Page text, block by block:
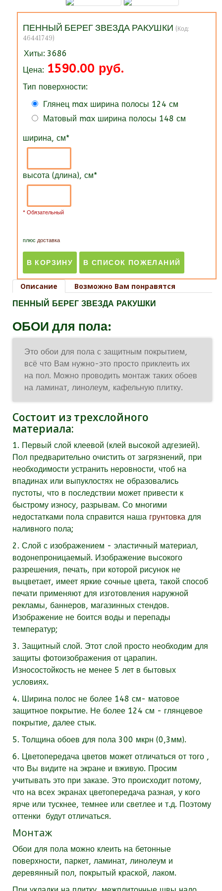
ПЕННЫЙ БЕРЕГ ЗВЕЗДА РАКУШКИ (Код:
46441749)
Хиты: 3686
Цена: 1590.00 руб.
Тип поверхности:
Глянец max ширина полосы 124 см
Матовый max ширина полосы 148 см
ширина, см*
высота (длина), см*
* Обязательный
плюс доставка
Описание
Возможно Вам понравятся
ПЕННЫЙ БЕРЕГ ЗВЕЗДА РАКУШКИ
ОБОИ для пола:
Это обои для пола с защитным покрытием,
всё что Вам нужно-это просто приклеить их
на пол. Можно проводить монтаж таких обоев
на ламинат, линолеум, кафельную плитку.
Состоит из трехслойного
материала:
1. Первый слой клеевой (клей высокой адгезией).
Пол предварительно очистить от загрязнений, при
необходимости устранить неровности, чтоб на
впадинах или выпуклостях не образовались
пустоты, что в последствии может привести к
быстрому износу, разрывам. Со многими
недостатками пола справится наша грунтовка для
наливного пола;
2. Слой с изображением - эластичный материал,
водонепроницаемый. Изображение высокого
разрешения, печать, при которой рисунок не
выцветает, имеет яркие сочные цвета, такой способ
печати применяют для изготовления наружной
рекламы, баннеров, магазинных стендов.
Изображение не боится воды и перепады
температур;
3. Защитный слой. Этот слой просто необходим для
защиты фотоизображения от царапин.
Износостойкость не менее 5 лет в бытовых
условиях.
4. Ширина полос не более 148 см- матовое
защитное покрытие. Не более 124 см - глянцевое
покрытие, далее стык.
5. Толщина обоев для пола 300 мкрн (0,3мм).
6. Цветопередача цветов может отличаться от того ,
что Вы видите на экране и вживую. Просим
учитывать это при заказе. Это происходит потому,
что на всех экранах цветопередача разная, у кого
ярче или тускнее, темнее или светлее и т.д. Поэтому
оттенки будут отличаться.
Монтаж
Обои для пола можно клеить на бетонные
поверхности, паркет, ламинат, линолеум и
деревянный пол, покрытый краской, лаком.